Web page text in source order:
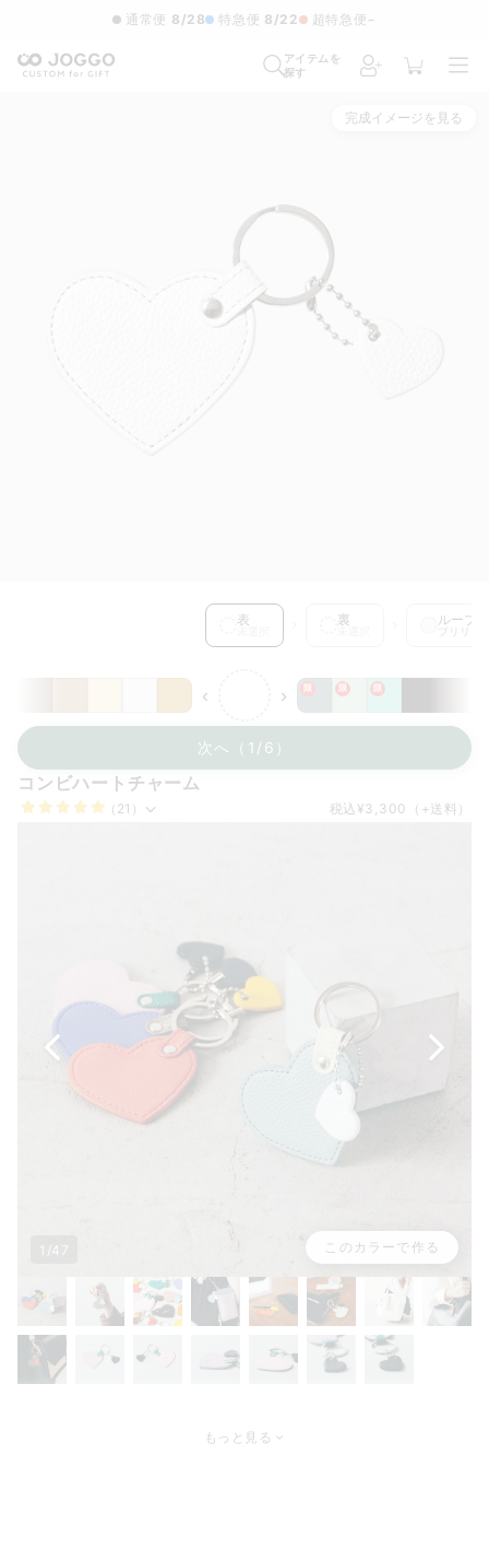
通常便 8/28 特急便 8/22 超特急便−
アイテムを
探す
完成イメージを見る
表 裏 ループ
ブリリア
限 限 限
‹ ›
コンビハートチャーム
（21） 税込 ¥3,300 （+送料）
次へ（1/6）
1/47 このカラーで作る
もっと見る